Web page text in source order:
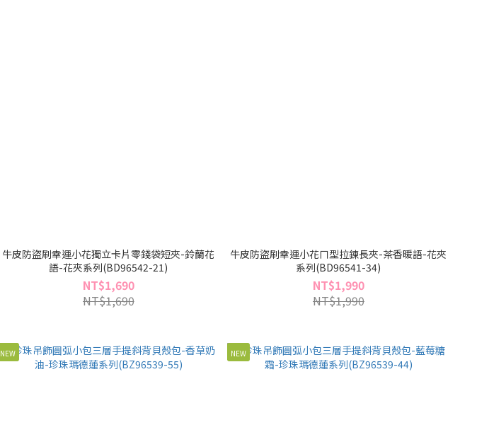
牛皮防盜刷幸運小花獨立卡片零錢袋短夾-鈴蘭花
語-花夾系列(BD96542-21)
NT$1,690
NT$1,690
牛皮防盜刷幸運小花ㄇ型拉鍊長夾-茶香暖語-花夾
系列(BD96541-34)
NT$1,990
NT$1,990
NEW NEW